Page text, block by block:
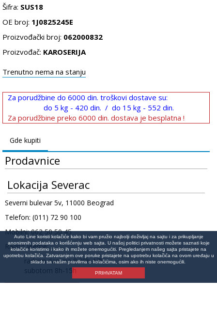
Šifra: SUS18
OE broj: 1J0825245E
Proizvođački broj: 062000832
Proizvođač: KAROSERIJA
Trenutno nema na stanju
Za porudžbine do 6000 din. troškovi dostave su:
do 5 kg - 420 din. / do 15 kg - 552 din.
Za porudžbine preko 6000 din. dostava je besplatna !
Gde kupiti
Prodavnice
Lokacija Severac
Severni bulevar 5v, 11000 Beograd
Telefon: (011) 72 90 100
Mobilni: 062 50 50 45
Radno vreme:
radnim danima 8:30h-17h
subotom 8h-15h
Auto Line koristi kolačiće kako bi vam pružio najbolji doživljaj na sajtu i za prikupljanje
anonimnih podataka o korišćenju web sajta. U našoj politici privatnosti možete saznati koje
kolačiće koristimo i kako ih možete onemogućiti. Pregledanjem našeg sajta pristajete na
upotrebu kolačića. Zatvaranjem ove poruke pristajete na upotrebu kolačića na ovom uređaju u
skladu sa našim pravilima o kolačićima, osim ako ih niste onemogućili.
PRIHVATAM